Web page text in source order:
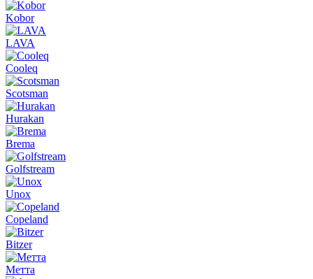
Kobor
LAVA
Cooleq
Scotsman
Hurakan
Brema
Golfstream
Unox
Copeland
Bitzer
Метта